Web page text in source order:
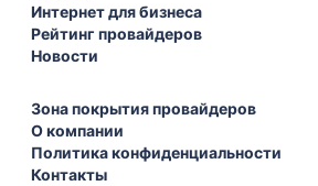
Интернет для бизнеса
Рейтинг провайдеров
Новости
Зона покрытия провайдеров
О компании
Политика конфиденциальности
Контакты